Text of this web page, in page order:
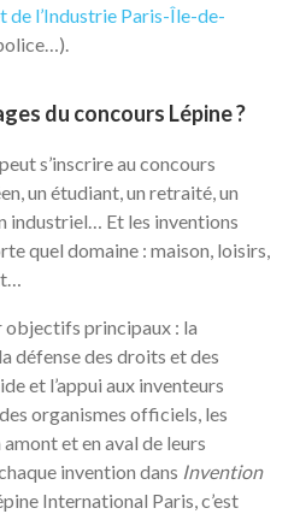
de l’Industrie Paris-Île-de-
du concours Lépine ?
s’inscrire au concours
un étudiant, un retraité, un
industriel… Et les inventions
quel domaine : maison, loisirs,
objectifs principaux : la
défense des droits et des
et l’appui aux inventeurs
organismes officiels, les
et en aval de leurs
invention dans Invention
International Paris, c’est